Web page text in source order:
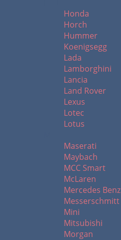
Honda
Horch
Hummer
Koenigsegg
Lada
Lamborghini
Lancia
Land Rover
Lexus
Lotec
Lotus
Maserati
Maybach
MCC Smart
McLaren
Mercedes Benz
Messerschmitt
Mini
Mitsubishi
Morgan